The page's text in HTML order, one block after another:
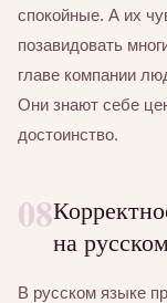
спокойные. А их
позавидовать
главе компании
Они знают себе
достоинство.
08
на
В русском языке